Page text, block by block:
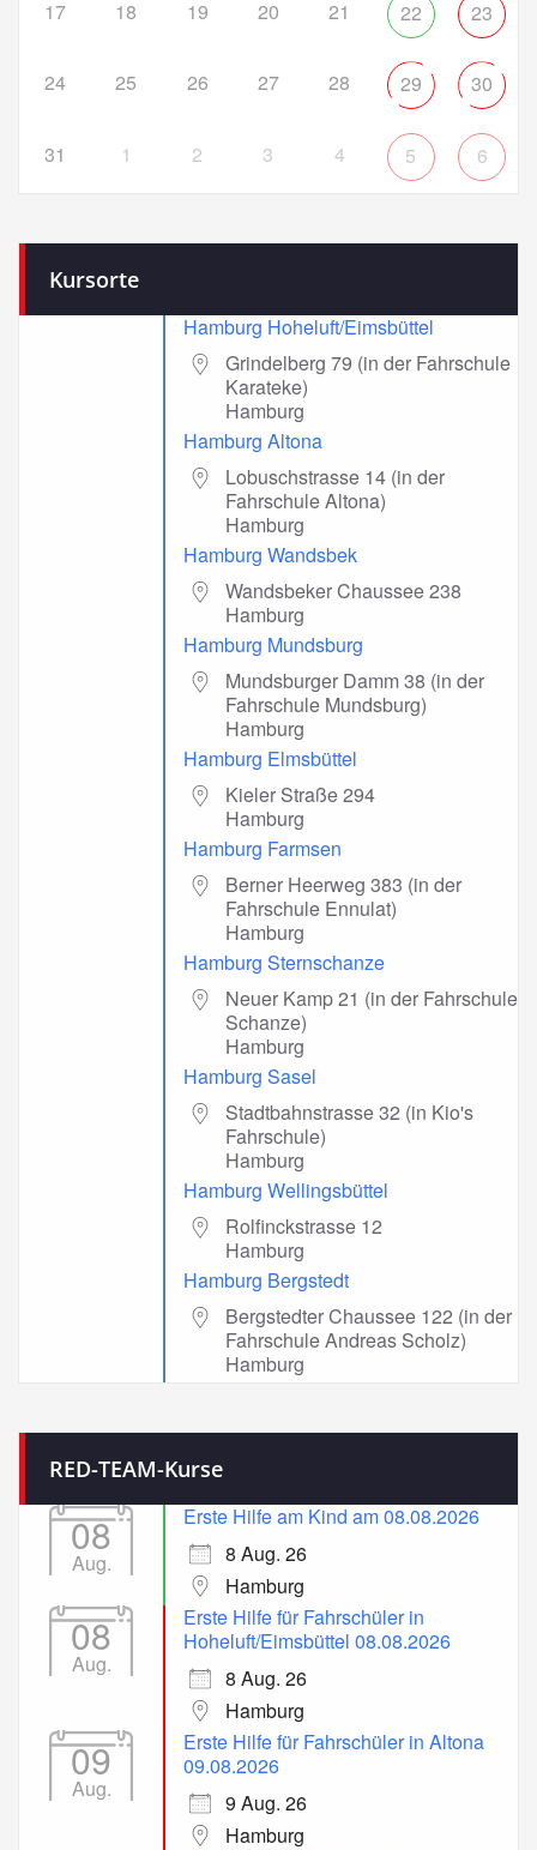
17 18 19 20 21 22 23
24 25 26 27 28 29 30
31 1 2 3 4 5 6
Kursorte
Hamburg Hoheluft/Eimsbüttel
Grindelberg 79 (in der Fahrschule
Karateke)
Hamburg
Hamburg Altona
Lobuschstrasse 14 (in der
Fahrschule Altona)
Hamburg
Hamburg Wandsbek
Wandsbeker Chaussee 238
Hamburg
Hamburg Mundsburg
Mundsburger Damm 38 (in der
Fahrschule Mundsburg)
Hamburg
Hamburg Elmsbüttel
Kieler Straße 294
Hamburg
Hamburg Farmsen
Berner Heerweg 383 (in der
Fahrschule Ennulat)
Hamburg
Hamburg Sternschanze
Neuer Kamp 21 (in der Fahrschule
Schanze)
Hamburg
Hamburg Sasel
Stadtbahnstrasse 32 (in Kio's
Fahrschule)
Hamburg
Hamburg Wellingsbüttel
Rolfinckstrasse 12
Hamburg
Hamburg Bergstedt
Bergstedter Chaussee 122 (in der
Fahrschule Andreas Scholz)
Hamburg
RED-TEAM-Kurse
08
Aug.
Erste Hilfe am Kind am 08.08.2026
8 Aug. 26
Hamburg
08
Aug.
Erste Hilfe für Fahrschüler in
Hoheluft/Eimsbüttel 08.08.2026
8 Aug. 26
Hamburg
09
Aug.
Erste Hilfe für Fahrschüler in Altona
09.08.2026
9 Aug. 26
Hamburg